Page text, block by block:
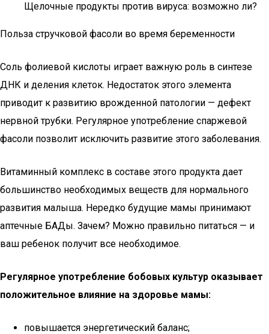
Щелочные продукты против вируса: возможно ли?
Польза стручковой фасоли во время беременности
Соль фолиевой кислоты играет важную роль в синтезе
ДНК и деления клеток. Недостаток этого элемента
приводит к развитию врожденной патологии — дефект
нервной трубки. Регулярное употребление спаржевой
фасоли позволит исключить развитие этого заболевания.
Витаминный комплекс в составе этого продукта дает
большинство необходимых веществ для нормального
развития малыша. Нередко будущие мамы принимают
аптечные БАДы. Зачем? Можно правильно питаться — и
ваш ребенок получит все необходимое.
Регулярное употребление бобовых культур оказывает
положительное влияние на здоровье мамы:
повышается энергетический баланс;